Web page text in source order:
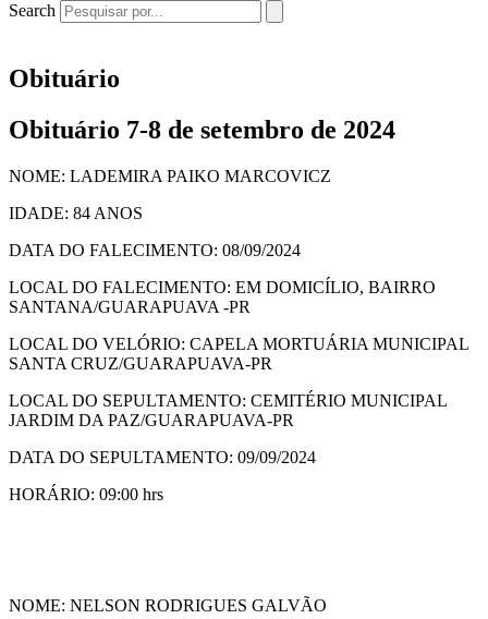
Search
Obituário
Obituário 7-8 de setembro de 2024
NOME: LADEMIRA PAIKO MARCOVICZ
IDADE: 84 ANOS
DATA DO FALECIMENTO: 08/09/2024
LOCAL DO FALECIMENTO: EM DOMICÍLIO, BAIRRO
SANTANA/GUARAPUAVA -PR
LOCAL DO VELÓRIO: CAPELA MORTUÁRIA MUNICIPAL
SANTA CRUZ/GUARAPUAVA-PR
LOCAL DO SEPULTAMENTO: CEMITÉRIO MUNICIPAL
JARDIM DA PAZ/GUARAPUAVA-PR
DATA DO SEPULTAMENTO: 09/09/2024
HORÁRIO: 09:00 hrs
NOME: NELSON RODRIGUES GALVÃO